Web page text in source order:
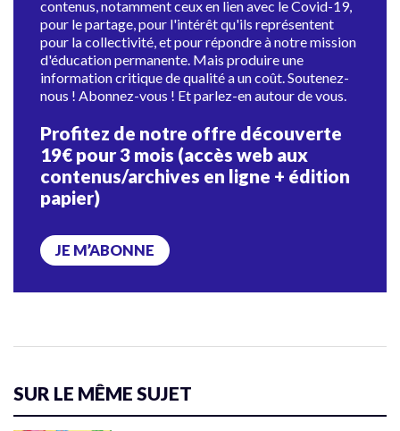
contenus, notamment ceux en lien avec le Covid-19,
pour le partage, pour l'intérêt qu'ils représentent
pour la collectivité, et pour répondre à notre mission
d'éducation permanente. Mais produire une
information critique de qualité a un coût. Soutenez-
nous ! Abonnez-vous ! Et parlez-en autour de vous.
Profitez de notre offre découverte
19€ pour 3 mois (accès web aux
contenus/archives en ligne + édition
papier)
JE M’ABONNE
SUR LE MÊME SUJET